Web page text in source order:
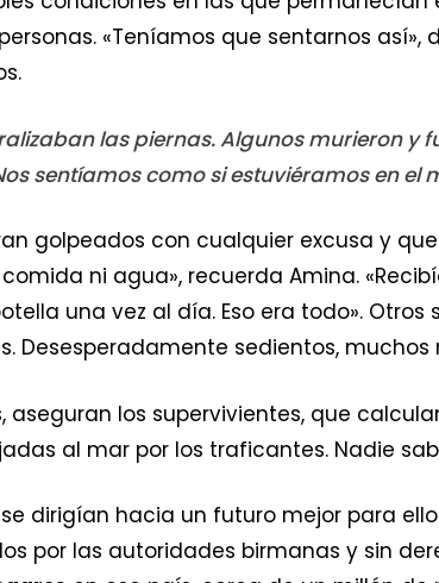
«Teníamos que sentarnos
las piernas. Algunos murieron y
sentíamos como si estuviéramos en el
golpeados con cualquier excusa y que
ni agua», recuerda Amina.
una vez al día. Eso era todo».
Desesperadamente sedientos, muchos
aseguran los supervivientes, que
al mar por los traficantes. Nadie
dirigían hacia un futuro mejor para
por las autoridades birmanas y sin